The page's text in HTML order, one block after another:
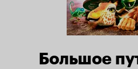
Большое